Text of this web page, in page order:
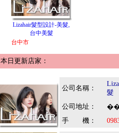
Lizahair髮型設計-美髮,
台中美髮
台中市
本日更新店家：
公司名稱：
髮
公司地址： ��
手 機：